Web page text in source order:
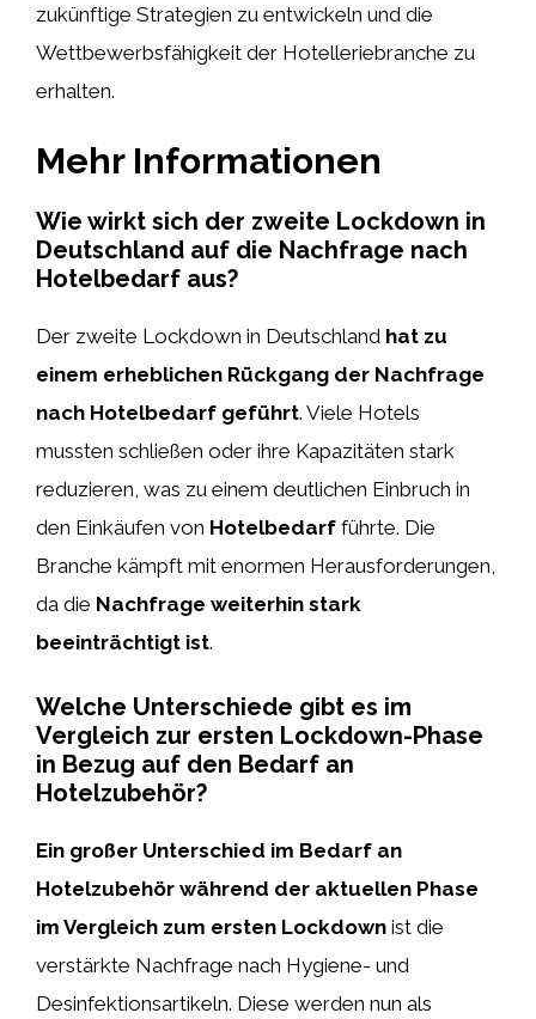
zukünftige Strategien zu entwickeln und die
Wettbewerbsfähigkeit der Hotelleriebranche zu
erhalten.
Mehr Informationen
Wie wirkt sich der zweite Lockdown in
Deutschland auf die Nachfrage nach
Hotelbedarf aus?
Der zweite Lockdown in Deutschland hat zu
einem erheblichen Rückgang der Nachfrage
nach Hotelbedarf geführt. Viele Hotels
mussten schließen oder ihre Kapazitäten stark
reduzieren, was zu einem deutlichen Einbruch in
den Einkäufen von Hotelbedarf führte. Die
Branche kämpft mit enormen Herausforderungen,
da die Nachfrage weiterhin stark
beeinträchtigt ist.
Welche Unterschiede gibt es im
Vergleich zur ersten Lockdown-Phase
in Bezug auf den Bedarf an
Hotelzubehör?
Ein großer Unterschied im Bedarf an
Hotelzubehör während der aktuellen Phase
im Vergleich zum ersten Lockdown ist die
verstärkte Nachfrage nach Hygiene- und
Desinfektionsartikeln. Diese werden nun als